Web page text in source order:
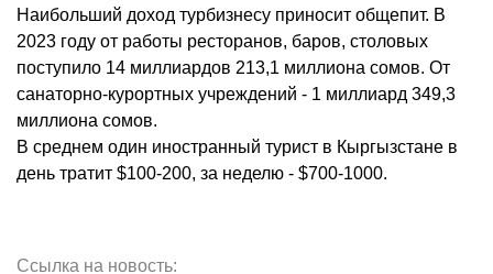
Наибольший доход турбизнесу приносит общепит. В
2023 году от работы ресторанов, баров, столовых
поступило 14 миллиардов 213,1 миллиона сомов. От
санаторно-курортных учреждений - 1 миллиард 349,3
миллиона сомов.
В среднем один иностранный турист в Кыргызстане в
день тратит $100-200, за неделю - $700-1000.
Ссылка на новость: